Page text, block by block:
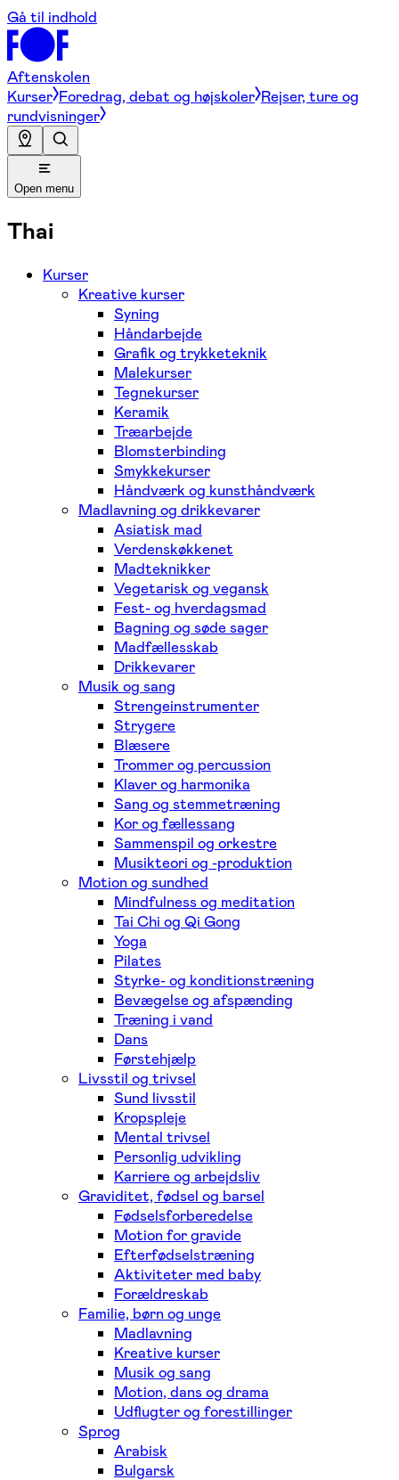
Gå til indhold
Aftenskolen
Kurser Foredrag, debat og højskoler Rejser, ture og
rundvisninger
Open menu
Thai
Kurser
Kreative kurser
Syning
Håndarbejde
Grafik og trykketeknik
Malekurser
Tegnekurser
Keramik
Træarbejde
Blomsterbinding
Smykkekurser
Håndværk og kunsthåndværk
Madlavning og drikkevarer
Asiatisk mad
Verdenskøkkenet
Madteknikker
Vegetarisk og vegansk
Fest- og hverdagsmad
Bagning og søde sager
Madfællesskab
Drikkevarer
Musik og sang
Strengeinstrumenter
Strygere
Blæsere
Trommer og percussion
Klaver og harmonika
Sang og stemmetræning
Kor og fællessang
Sammenspil og orkestre
Musikteori og -produktion
Motion og sundhed
Mindfulness og meditation
Tai Chi og Qi Gong
Yoga
Pilates
Styrke- og konditionstræning
Bevægelse og afspænding
Træning i vand
Dans
Førstehjælp
Livsstil og trivsel
Sund livsstil
Kropspleje
Mental trivsel
Personlig udvikling
Karriere og arbejdsliv
Graviditet, fødsel og barsel
Fødselsforberedelse
Motion for gravide
Efterfødselstræning
Aktiviteter med baby
Forældreskab
Familie, børn og unge
Madlavning
Kreative kurser
Musik og sang
Motion, dans og drama
Udflugter og forestillinger
Sprog
Arabisk
Bulgarsk